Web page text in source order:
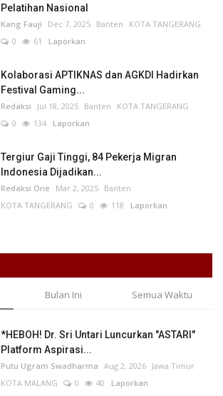
Pelatihan Nasional
Kang Fauji Dec 7, 2025 Banten
KOTA TANGERANG
0
61 Laporkan
Kolaborasi APTIKNAS dan AGKDI Hadirkan
Festival Gaming...
Redaksi Jul 18, 2025 Banten
KOTA TANGERANG
0
134 Laporkan
Tergiur Gaji Tinggi, 84 Pekerja Migran
Indonesia Dijadikan...
Redaksi One Mar 2, 2025 Banten
KOTA TANGERANG
0 118 Laporkan
Bulan Ini Semua Waktu
*HEBOH! Dr. Sri Untari Luncurkan "ASTARI"
Platform Aspirasi...
Putu Ugram Swadharma Aug 2, 2026 Jawa Timur
KOTA MALANG
0 40 Laporkan